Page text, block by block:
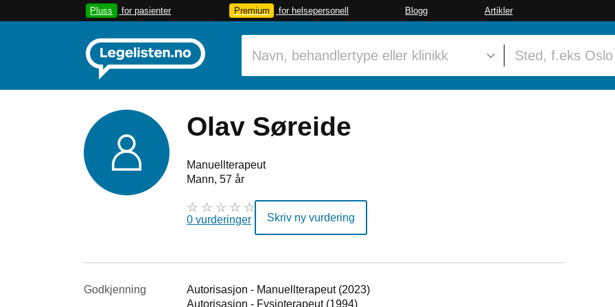
Pluss for pasienter Premium for helsepersonell Blogg Artikler
Olav Søreide
Manuellterapeut
Mann, 57 år
0 vurderinger Skriv ny vurdering
Godkjenning
Autorisasjon - Manuellterapeut (2023)
Autorisasjon - Fysioterapeut (1994)